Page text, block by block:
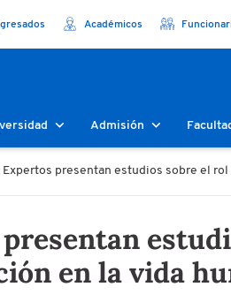
Académicos
Admisión
Expertos presentan estudios sobre el
en la vida